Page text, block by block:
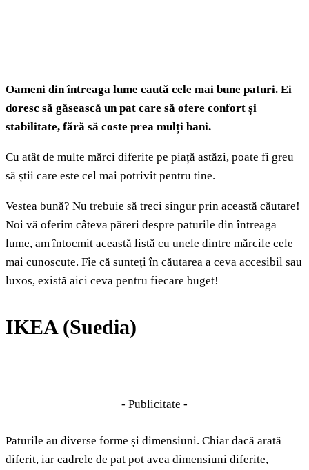
Oameni din întreaga lume caută cele mai bune paturi. Ei
doresc să găsească un pat care să ofere confort și
stabilitate, fără să coste prea mulți bani.
Cu atât de multe mărci diferite pe piață astăzi, poate fi greu
să știi care este cel mai potrivit pentru tine.
Vestea bună? Nu trebuie să treci singur prin această căutare!
Noi vă oferim câteva păreri despre paturile din întreaga
lume, am întocmit această listă cu unele dintre mărcile cele
mai cunoscute. Fie că sunteți în căutarea a ceva accesibil sau
luxos, există aici ceva pentru fiecare buget!
IKEA (Suedia)
- Publicitate -
Paturile au diverse forme și dimensiuni. Chiar dacă arată
diferit, iar cadrele de pat pot avea dimensiuni diferite,